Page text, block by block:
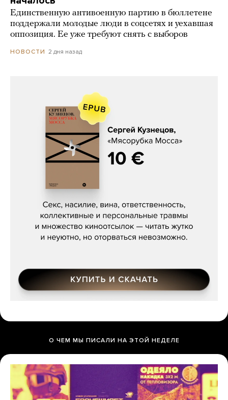
Единственную антивоенную партию в бюллетене
поддержали молодые люди в соцсетях и уехавшая
оппозиция. Ее уже требуют снять с выборов
НОВОСТИ 2 дня назад
Сергей Кузнецов, «Мясорубка
О ЧЕМ МЫ ПИСАЛИ НА ЭТОЙ НЕДЕЛЕ